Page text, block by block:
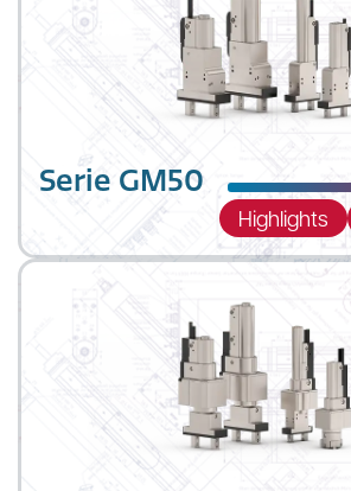
Serie GM50
2-Finger Parallelgreifer, der
um leichte Objekte
Kombination mit den
Servo Drives können die
Bewegungseigenschaften
frei programmiert werden.
Highlights